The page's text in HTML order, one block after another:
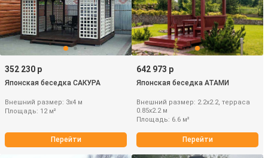
352 230 р
Японская беседка САКУРА
Внешний размер: 3х4 м
Площадь: 12 м²
Перейти
642 973 р
Японская беседка АТАМИ
Внешний размер: 2.2х2.2, терраса
0.85х2.2 м
Площадь: 6.6 м²
Перейти